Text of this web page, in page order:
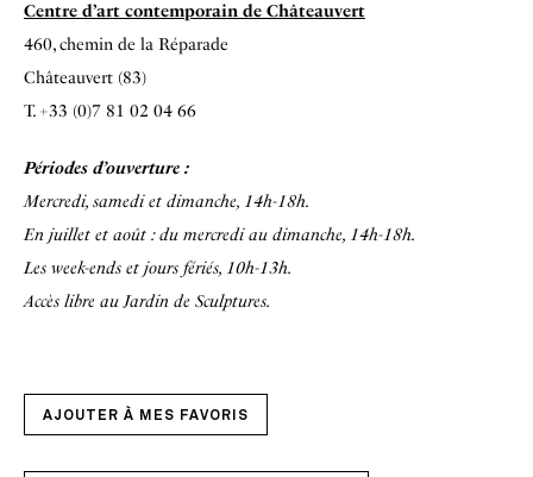
Centre d’art contemporain de Châteauvert
460, chemin de la Réparade
Châteauvert (83)
T. +33 (0)7 81 02 04 66
Périodes d’ouverture :
Mercredi, samedi et dimanche, 14h-18h.
En juillet et août : du mercredi au dimanche, 14h-18h.
Les week-ends et jours fériés, 10h-13h.
Accès libre au Jardin de Sculptures.
AJOUTER À MES FAVORIS